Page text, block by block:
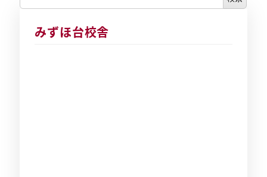
みずほ台校舎